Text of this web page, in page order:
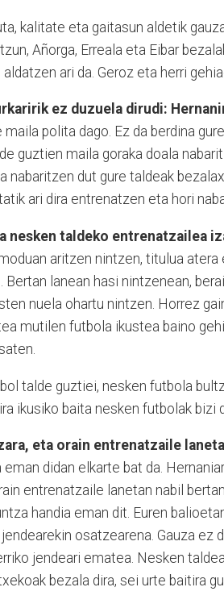
kalitate eta gaitasun aldetik
Añorga, Erreala eta Eibar
aldatzen ari da. Geroz eta herri
ez duzuela dirudi:
maila polita dago. Ez da berdina
guztien maila goraka doala
nabaritzen dut gure taldeak
ari dira entrenatzen eta hori
nesken taldeko entrenatzailea
aritzen nintzen, titulua
Bertan lanean hasi nintzenean,
nuela ohartu nintzen. Horrez
mutilen futbola ikustea baino
talde guztiei, nesken futbola
ikusiko baita nesken futbolak bizi
eta orain entrenatzaile
eman didan elkarte bat da.
entrenatzaile lanetan nabil
handia eman dit. Euren
osatzearena. Gauza ez
jendeari ematea. Nesken
bezala dira, sei urte baitira